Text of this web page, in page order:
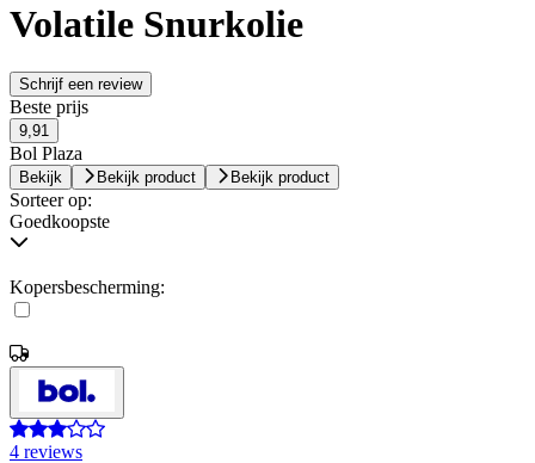
Volatile Snurkolie
Schrijf een review
Beste prijs
9,91
Bol Plaza
Bekijk Bekijk product Bekijk product
Sorteer op:
Goedkoopste
Kopersbescherming:
4 reviews